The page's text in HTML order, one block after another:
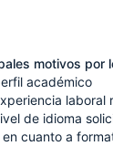
motivos por
académico
laboral
de idioma
cuanto a